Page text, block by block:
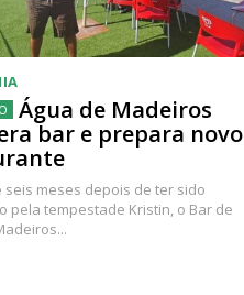
Água de Madeiros
bar e prepara novo
seis meses depois de ter sido
pela tempestade Kristin, o Bar de